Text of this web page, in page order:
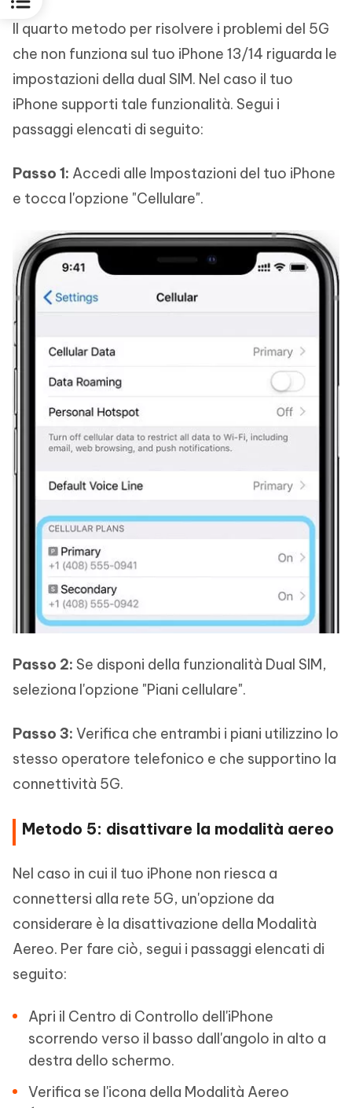
Il quarto metodo per risolvere i problemi del 5G
che non funziona sul tuo iPhone 13/14 riguarda le
impostazioni della dual SIM. Nel caso il tuo
iPhone supporti tale funzionalità. Segui i
passaggi elencati di seguito:
Passo 1: Accedi alle Impostazioni del tuo iPhone
e tocca l'opzione "Cellulare".
Passo 2: Se disponi della funzionalità Dual SIM,
seleziona l'opzione "Piani cellulare".
Passo 3: Verifica che entrambi i piani utilizzino lo
stesso operatore telefonico e che supportino la
connettività 5G.
Metodo 5: disattivare la modalità aereo
Nel caso in cui il tuo iPhone non riesca a
connettersi alla rete 5G, un'opzione da
considerare è la disattivazione della Modalità
Aereo. Per fare ciò, segui i passaggi elencati di
seguito:
Apri il Centro di Controllo dell'iPhone
scorrendo verso il basso dall'angolo in alto a
destra dello schermo.
Verifica se l'icona della Modalità Aereo